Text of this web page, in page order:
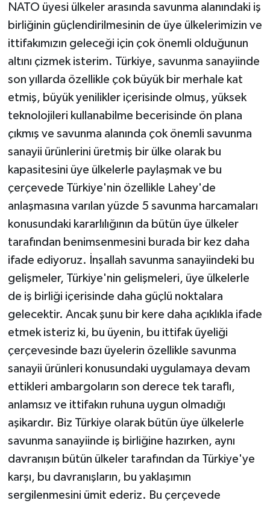
NATO üyesi ülkeler arasında savunma alanındaki iş
birliğinin güçlendirilmesinin de üye ülkelerimizin ve
ittifakımızın geleceği için çok önemli olduğunun
altını çizmek isterim. Türkiye, savunma sanayiinde
son yıllarda özellikle çok büyük bir merhale kat
etmiş, büyük yenilikler içerisinde olmuş, yüksek
teknolojileri kullanabilme becerisinde ön plana
çıkmış ve savunma alanında çok önemli savunma
sanayii ürünlerini üretmiş bir ülke olarak bu
kapasitesini üye ülkelerle paylaşmak ve bu
çerçevede Türkiye'nin özellikle Lahey'de
anlaşmasına varılan yüzde 5 savunma harcamaları
konusundaki kararlılığının da bütün üye ülkeler
tarafından benimsenmesini burada bir kez daha
ifade ediyoruz. İnşallah savunma sanayiindeki bu
gelişmeler, Türkiye'nin gelişmeleri, üye ülkelerle
de iş birliği içerisinde daha güçlü noktalara
gelecektir. Ancak şunu bir kere daha açıklıkla ifade
etmek isteriz ki, bu üyenin, bu ittifak üyeliği
çerçevesinde bazı üyelerin özellikle savunma
sanayii ürünleri konusundaki uygulamaya devam
ettikleri ambargoların son derece tek taraflı,
anlamsız ve ittifakın ruhuna uygun olmadığı
aşikardır. Biz Türkiye olarak bütün üye ülkelerle
savunma sanayiinde iş birliğine hazırken, aynı
davranışın bütün ülkeler tarafından da Türkiye'ye
karşı, bu davranışların, bu yaklaşımın
sergilenmesini ümit ederiz. Bu çerçevede